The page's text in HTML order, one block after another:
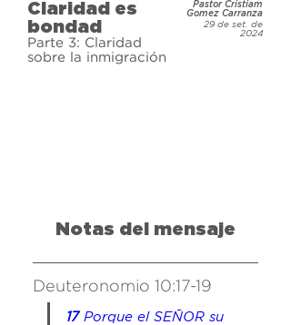
estos temas controversiales dejan a
los cristianos confundidos sobre
cuál debería ser su postura. Por
asuntos refleja verdadera bondad.
Claridad es
bondad
Parte 3: Claridad
sobre la inmigración
Pastor Cristiam
Gomez Carranza
29 de set. de
2024
Notas del mensaje
Deuteronomio 10:17-19
17 Porque el SEÑOR su